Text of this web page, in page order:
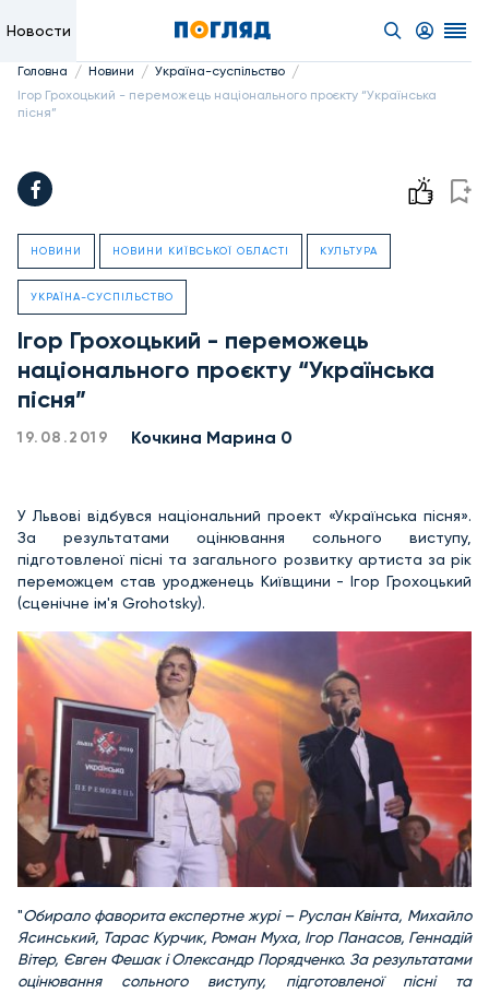
Новости
Головна / Новини / Україна-суспільство /
Ігор Грохоцький - переможець національного проєкту “Українська
пісня”
НОВИНИ НОВИНИ КИЇВСЬКОЇ ОБЛАСТІ КУЛЬТУРА
УКРАЇНА-СУСПІЛЬСТВО
Ігор Грохоцький - переможець
національного проєкту “Українська
пісня”
19.08.2019 Кочкина Марина 0
У Львові відбувся національний проект «Українська пісня».
За результатами оцінювання сольного виступу,
підготовленої пісні та загального розвитку артиста за рік
переможцем став уродженець Київщини - Ігор Грохоцький
(сценічне ім'я Grohotsky).
"Обирало фаворита експертне журі – Руслан Квінта, Михайло
Ясинський, Тарас Курчик, Роман Муха, Ігор Панасов, Геннадій
Вітер, Євген Фешак і Олександр Порядченко. За результатами
оцінювання сольного виступу, підготовленої пісні та